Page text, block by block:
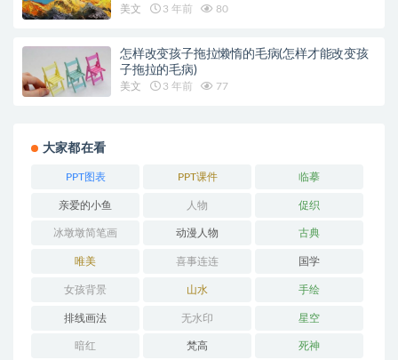
美文 3 年前 80
怎样改变孩子拖拉懒惰的毛病(怎样才能改变孩
子拖拉的毛病)
美文 3 年前 77
大家都在看
PPT图表 PPT课件 临摹
亲爱的小鱼 人物 促织
冰墩墩简笔画 动漫人物 古典
唯美 喜事连连 国学
女孩背景 山水 手绘
排线画法 无水印 星空
暗红 梵高 死神